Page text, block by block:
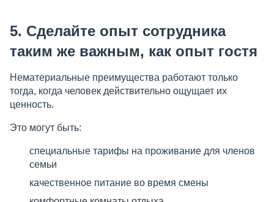
5. Сделайте опыт сотрудника
таким же важным, как опыт гостя
Нематериальные преимущества работают только
тогда, когда человек действительно ощущает их
ценность.
Это могут быть:
специальные тарифы на проживание для членов
семьи
качественное питание во время смены